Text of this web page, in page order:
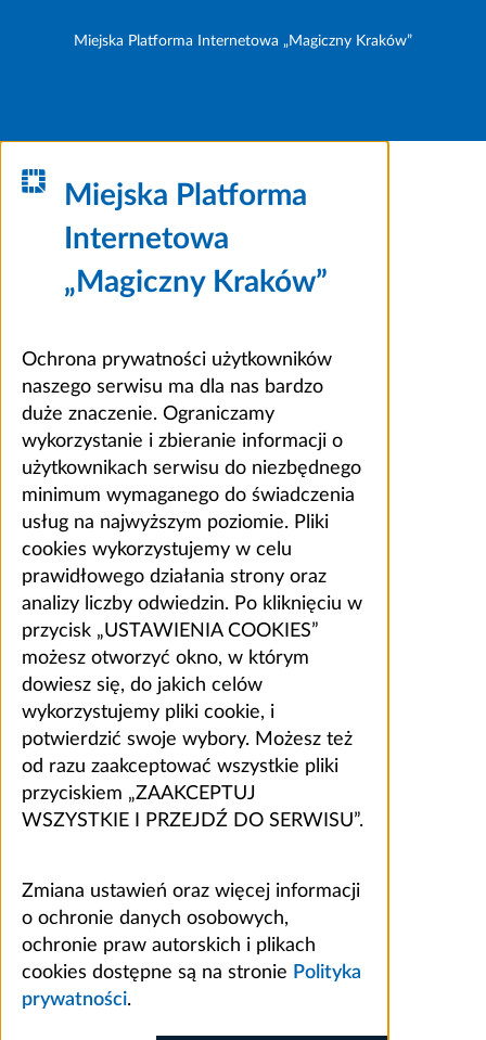
Miejska Platforma Internetowa „Magiczny Kraków”
Miejska Platforma
Internetowa
„Magiczny Kraków”
Ochrona prywatności użytkowników
naszego serwisu ma dla nas bardzo
duże znaczenie. Ograniczamy
wykorzystanie i zbieranie informacji o
użytkownikach serwisu do niezbędnego
minimum wymaganego do świadczenia
usług na najwyższym poziomie. Pliki
cookies wykorzystujemy w celu
prawidłowego działania strony oraz
analizy liczby odwiedzin. Po kliknięciu w
przycisk „USTAWIENIA COOKIES”
możesz otworzyć okno, w którym
dowiesz się, do jakich celów
wykorzystujemy pliki cookie, i
potwierdzić swoje wybory. Możesz też
od razu zaakceptować wszystkie pliki
przyciskiem „ZAAKCEPTUJ
WSZYSTKIE I PRZEJDŹ DO SERWISU”.
Zmiana ustawień oraz więcej informacji
o ochronie danych osobowych,
ochronie praw autorskich i plikach
cookies dostępne są na stronie Polityka
prywatności.